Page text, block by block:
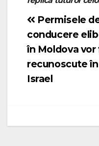
Navigare
în
Permisele
conducere
în Moldova vor
recunoscute în
Israel